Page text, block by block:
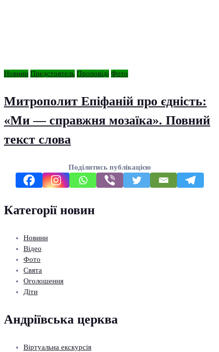
Новини Предстоятель Проповіді Фото
Митрополит Епіфаній про єдність:
«Ми — справжня мозаїка». Повний
текст слова
Поділитись публікацією
Категорії новин
Новини
Відео
Фото
Свята
Оголошення
Діти
Андріївська церква
Віртуальна екскурсія